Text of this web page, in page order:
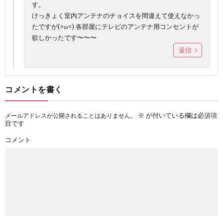
す。
けっきょく室内アンテナのチョイスを間違えて使えなかっ
たですが(>ω<) 各部屋にテレビのアンテナ用コンセントが
欲しかったです〜〜〜
返信
コメントを書く
メールアドレスが公開されることはありません。 ※ が付いている欄は必須項
目です
コメント